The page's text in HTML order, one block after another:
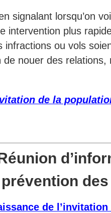
signalant lorsqu’on
intervention plus
infractions ou vols
nouer des relations,
de la
prévention
de